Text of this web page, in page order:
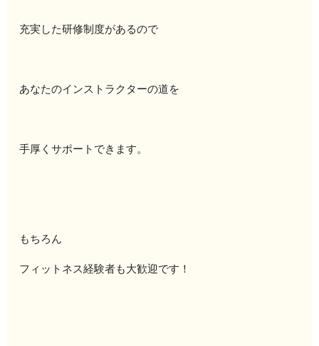
充実した研修制度があるので
あなたのインストラクターの道を
手厚くサポートできます。
もちろん
フィットネス経験者も大歓迎です！